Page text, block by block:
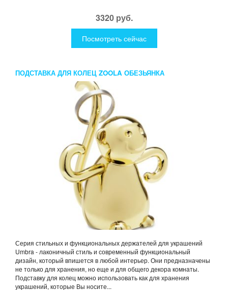
3320 руб.
Посмотреть сейчас
ПОДСТАВКА ДЛЯ КОЛЕЦ ZOOLA ОБЕЗЬЯНКА
Серия стильных и функциональных держателей для украшений
Umbra - лаконичный стиль и современный функциональный
дизайн, который впишется в любой интерьер. Они предназначены
не только для хранения, но еще и для общего декора комнаты.
Подставку для колец можно использовать как для хранения
украшений, которые Вы носите...